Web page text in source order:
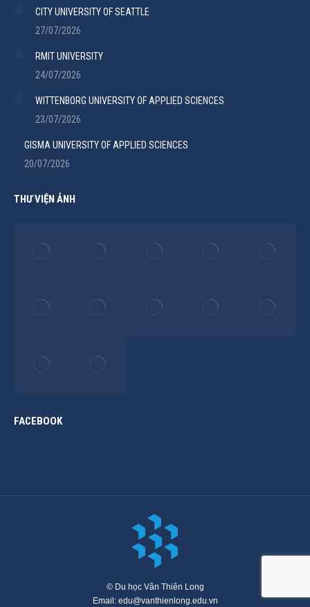
CITY UNIVERSITY OF SEATTLE
27/07/2026
RMIT UNIVERSITY
24/07/2026
WITTENBORG UNIVERSITY OF APPLIED SCIENCES
23/07/2026
GISMA UNIVERSITY OF APPLIED SCIENCES
20/07/2026
THƯ VIỆN ẢNH
FACEBOOK
© Du học Vân Thiên Long
Email: edu@vanthienlong.edu.vn